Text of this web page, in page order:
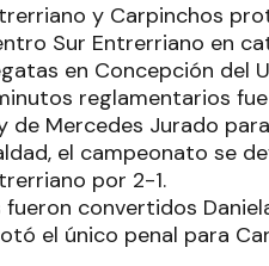
y Carpinchos
Sur Entrerriano en
en Concepción del
reglamentarios
de Mercedes Jurado
el campeonato se
por 2-1.
convertidos
el único penal para